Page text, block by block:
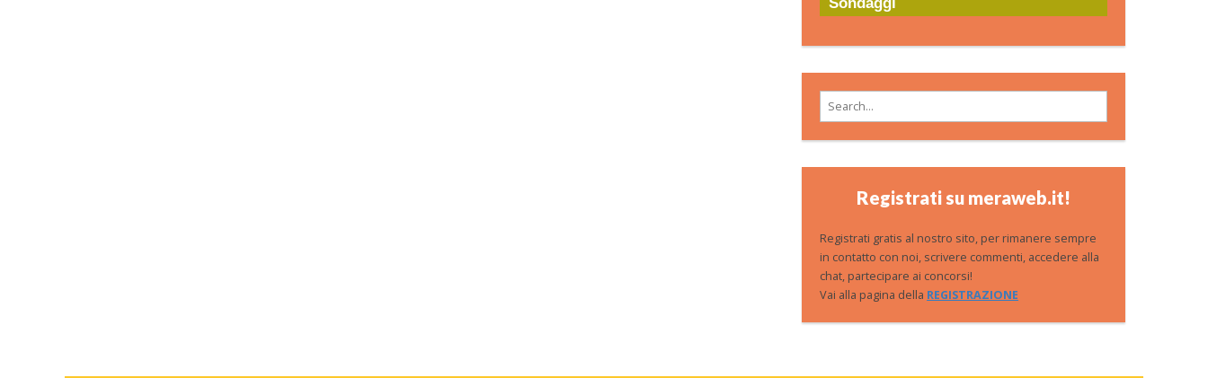
Search for:
Registrati su meraweb.it!
Registrati gratis al nostro sito, per rimanere sempre
in contatto con noi, scrivere commenti, accedere alla
chat, partecipare ai concorsi!
Vai alla pagina della REGISTRAZIONE